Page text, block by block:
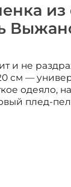
из
и не
см —
одеяло,
плед-